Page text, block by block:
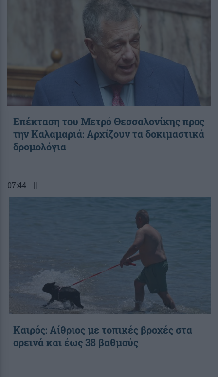
Επέκταση του Μετρό Θεσσαλονίκης προς
την Καλαμαριά: Αρχίζουν τα δοκιμαστικά
δρομολόγια
07:44 ||
Καιρός: Αίθριος με τοπικές βροχές στα
ορεινά και έως 38 βαθμούς